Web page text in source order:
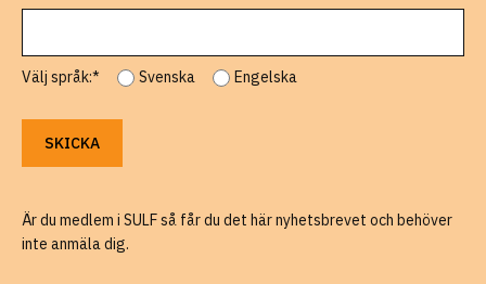
Välj språk:* Svenska Engelska
Är du medlem i SULF så får du det här nyhetsbrevet och behöver
inte anmäla dig.